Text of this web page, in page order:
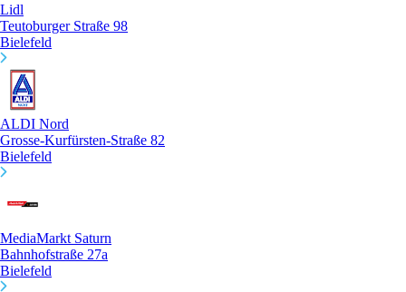
Lidl
Teutoburger Straße 98
Bielefeld
ALDI Nord
Grosse-Kurfürsten-Straße 82
Bielefeld
MediaMarkt Saturn
Bahnhofstraße 27a
Bielefeld